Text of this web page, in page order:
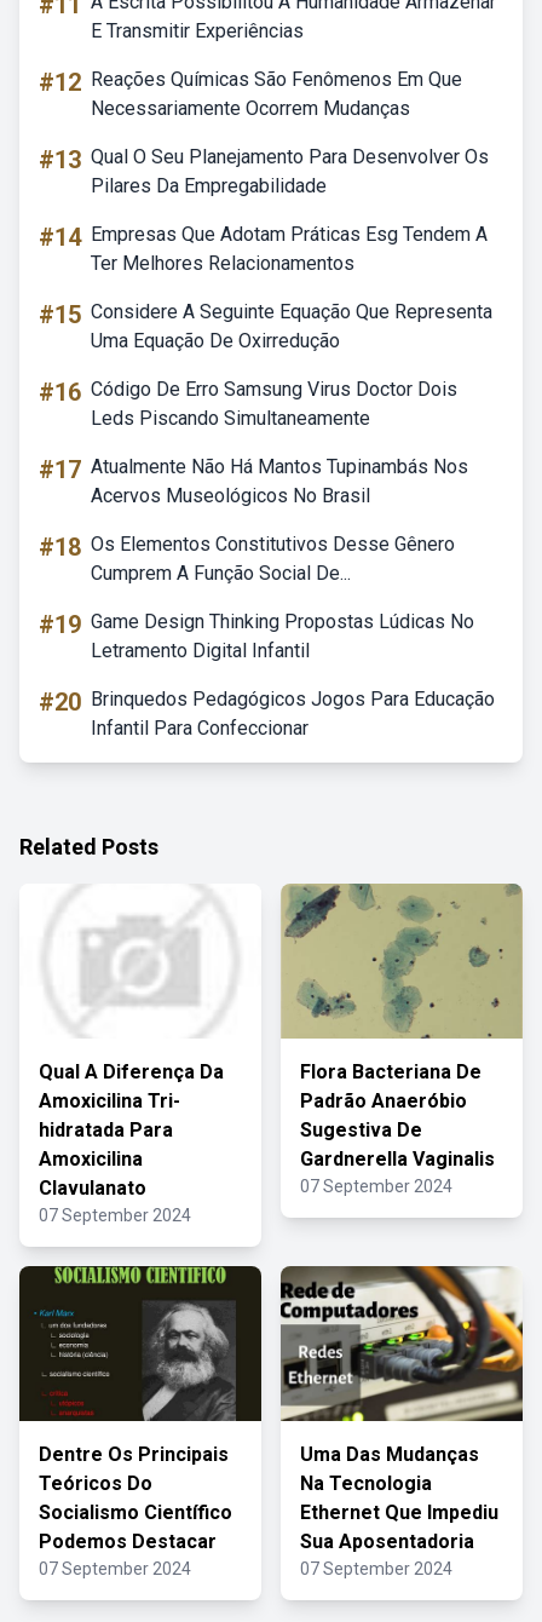
E Transmitir Experiências
#12 Reações Químicas São Fenômenos Em Que
Necessariamente Ocorrem Mudanças
#13 Qual O Seu Planejamento Para Desenvolver Os
Pilares Da Empregabilidade
#14 Empresas Que Adotam Práticas Esg Tendem A
Ter Melhores Relacionamentos
#15 Considere A Seguinte Equação Que Representa
Uma Equação De Oxirredução
#16 Código De Erro Samsung Virus Doctor Dois
Leds Piscando Simultaneamente
#17 Atualmente Não Há Mantos Tupinambás Nos
Acervos Museológicos No Brasil
#18 Os Elementos Constitutivos Desse Gênero
Cumprem A Função Social De...
#19 Game Design Thinking Propostas Lúdicas No
Letramento Digital Infantil
#20 Brinquedos Pedagógicos Jogos Para Educação
Infantil Para Confeccionar
Related Posts
Qual A Diferença Da
Amoxicilina Tri-
hidratada Para
Amoxicilina
Clavulanato
07 September 2024
Flora Bacteriana De
Padrão Anaeróbio
Sugestiva De
Gardnerella Vaginalis
07 September 2024
Dentre Os Principais
Teóricos Do
Socialismo Científico
Podemos Destacar
07 September 2024
Uma Das Mudanças
Na Tecnologia
Ethernet Que Impediu
Sua Aposentadoria
07 September 2024